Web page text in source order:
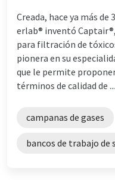
Creada, hace ya más de
erlab® inventó
para filtración de
pionera en su
que le permite
términos de calidad de ...
campanas de gases
bancos de trabajo de